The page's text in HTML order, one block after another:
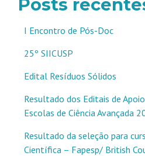
Posts
I Encontro de Pós-Doc
25º SIICUSP
Edital Resíduos Sólidos
Resultado dos Editais de
Escolas de Ciência Avançada
Resultado da seleção para
Científica – Fapesp/ British